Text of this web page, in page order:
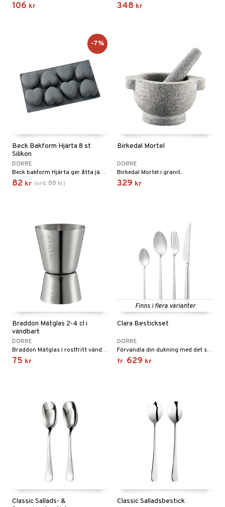
106 kr 348 kr
Beck Bakform Hjärta 8 st
Silikon
DORRE
Beck bakform Hjärta ger åtta jämna hjärtformade bakverk med fin detaljering.
82 kr (ord. 88 kr)
-7%
Birkedal Mortel
DORRE
Birkedal Mortel i granit.
329 kr
Braddon Mätglas 2-4 cl i
vändbart
DORRE
Braddon Mätglas i rostfritt vändbart 2-4 cl.
75 kr
Finns i flera varianter
Clara Bestickset
DORRE
Förvandla din dukning med det stilfulla besticksetet Clara, 24 delar! Tillverkat i högkvalitativt rostfritt stål (18/10) kombinerar det elegant design med överlägsen funktionalitet.
fr. 629 kr
Classic Sallads- &
Classic Salladsbestick